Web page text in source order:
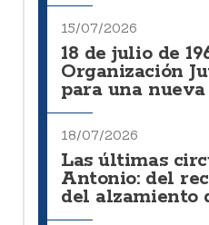
15/07/2026
18 de julio de
Organización
para una
18/07/2026
Las últimas
Antonio: del
del alzamiento